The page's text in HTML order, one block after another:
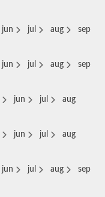
jun jul aug
sep
jun jul aug
sep
jun jul
aug
jun jul
aug
jun jul aug
sep